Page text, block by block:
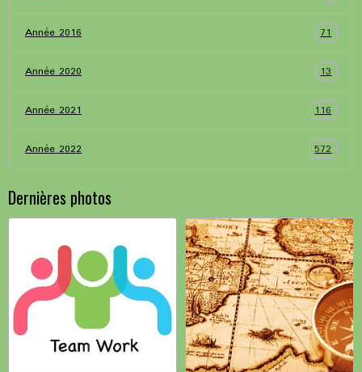
Année 2016 71
Année 2020 13
Année 2021 116
Année 2022 572
Dernières photos